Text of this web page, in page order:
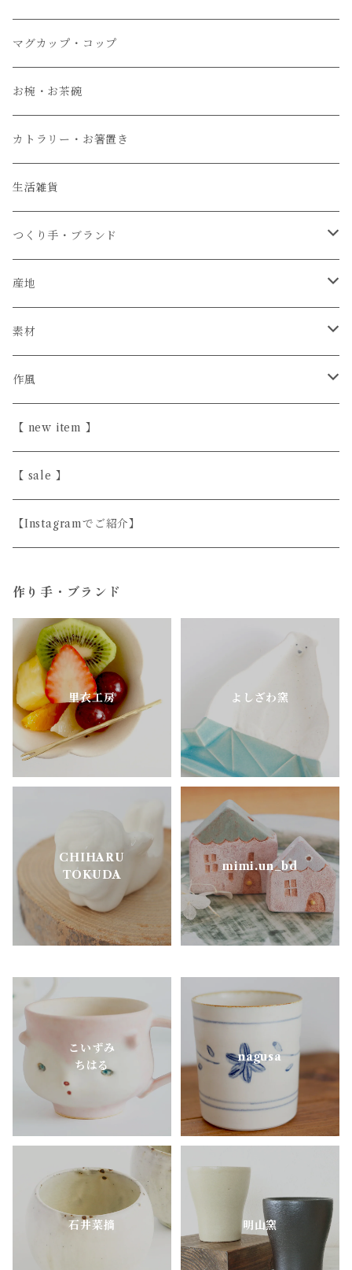
大皿
中皿
小皿
マグカップ・コップ
お椀・お茶碗
カトラリー・お箸置き
生活雑貨
つくり手・ブランド
石井菜摘
カイトアヤキ
きほんの道具 あべ
こいずみちはる
斎藤奈月
シサム工房
陶房はせがわ
ニシクミ
樋口萌
古谷製陶所
明山窯
よしざわ窯
aobapottery
CHIHARU TOKUDA
MEISTER HAND
mimi.un_bd
nagusa
OKAMA Studio
産地
信楽焼
砥部焼
美濃焼
益子焼
素材
陶器
半磁器・せっ器
磁器
天然木
真鍮・アルミ
作風
ほっこり愛らしい
シンプル
上品
どうぶつのうつわ
お花のうつわ
【 new item 】
【 sale 】
【Instagramでご紹介】
作り手・ブランド
里衣工房 よしざわ窯
CHIHARU
TOKUDA
mimi.un_bd
こいずみ
ちはる
nagusa
石井菜摘 明山窯